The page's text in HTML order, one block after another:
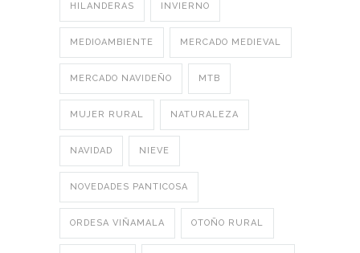
HILANDERAS INVIERNO
MEDIOAMBIENTE MERCADO MEDIEVAL
MERCADO NAVIDEÑO MTB
MUJER RURAL NATURALEZA
NAVIDAD NIEVE
NOVEDADES PANTICOSA
ORDESA VIÑAMALA OTOÑO RURAL